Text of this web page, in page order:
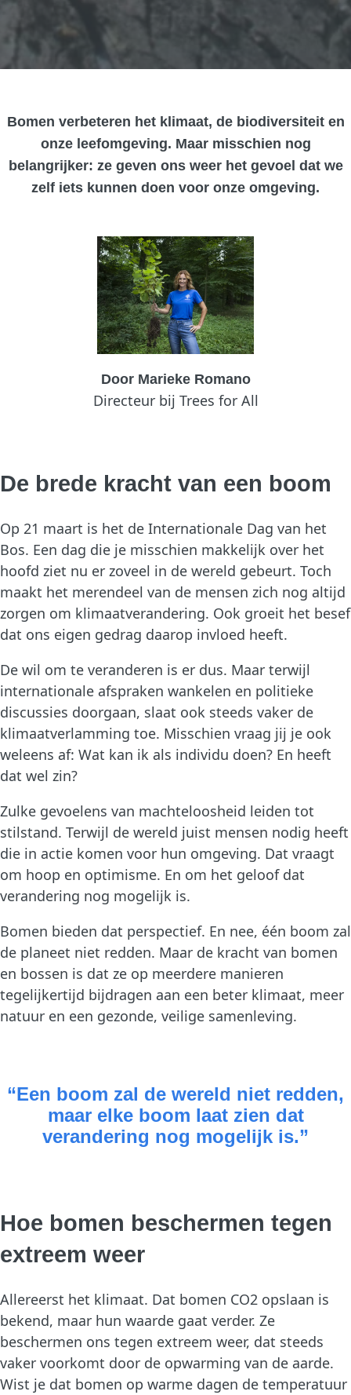
Bomen verbeteren het klimaat, de biodiversiteit en
onze leefomgeving. Maar misschien nog
belangrijker: ze geven ons weer het gevoel dat we
zelf iets kunnen doen voor onze omgeving.
Door Marieke Romano
Directeur bij Trees for All
De brede kracht van een boom
Op 21 maart is het de Internationale Dag van het
Bos. Een dag die je misschien makkelijk over het
hoofd ziet nu er zoveel in de wereld gebeurt. Toch
maakt het merendeel van de mensen zich nog altijd
zorgen om klimaatverandering. Ook groeit het besef
dat ons eigen gedrag daarop invloed heeft.
De wil om te veranderen is er dus. Maar terwijl
internationale afspraken wankelen en politieke
discussies doorgaan, slaat ook steeds vaker de
klimaatverlamming toe. Misschien vraag jij je ook
weleens af: Wat kan ik als individu doen? En heeft
dat wel zin?
Zulke gevoelens van machteloosheid leiden tot
stilstand. Terwijl de wereld juist mensen nodig heeft
die in actie komen voor hun omgeving. Dat vraagt
om hoop en optimisme. En om het geloof dat
verandering nog mogelijk is.
Bomen bieden dat perspectief. En nee, één boom zal
de planeet niet redden. Maar de kracht van bomen
en bossen is dat ze op meerdere manieren
tegelijkertijd bijdragen aan een beter klimaat, meer
natuur en een gezonde, veilige samenleving.
“Een boom zal de wereld niet redden,
maar elke boom laat zien dat
verandering nog mogelijk is.”
Hoe bomen beschermen tegen
extreem weer
Allereerst het klimaat. Dat bomen CO2 opslaan is
bekend, maar hun waarde gaat verder. Ze
beschermen ons tegen extreem weer, dat steeds
vaker voorkomt door de opwarming van de aarde.
Wist je dat bomen op warme dagen de temperatuur